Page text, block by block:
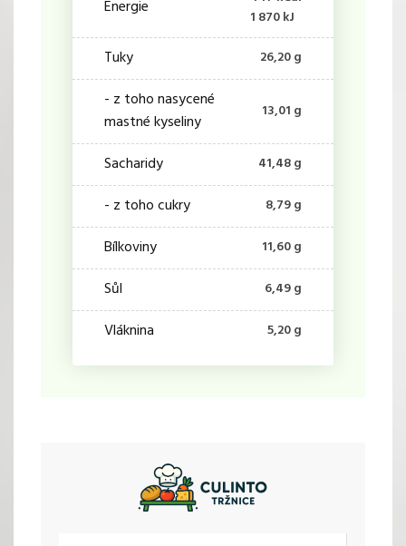
Energie
1 870 kJ
Tuky 26,20 g
- z toho nasycené
mastné kyseliny
13,01 g
Sacharidy 41,48 g
- z toho cukry 8,79 g
Bílkoviny 11,60 g
Sůl 6,49 g
Vláknina 5,20 g